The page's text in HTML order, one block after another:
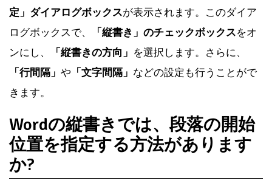
定」ダイアログボックスが表示されます。このダイア
ログボックスで、
「縦書き」のチェックボックスをオ
ンにし、
「縦書きの方向」 を選択します。さらに、
「行間隔」 や 「文字間隔」 などの設定も行うことがで
きます。
Wordの縦書きでは、段落の開始
位置を指定する方法があります
か?